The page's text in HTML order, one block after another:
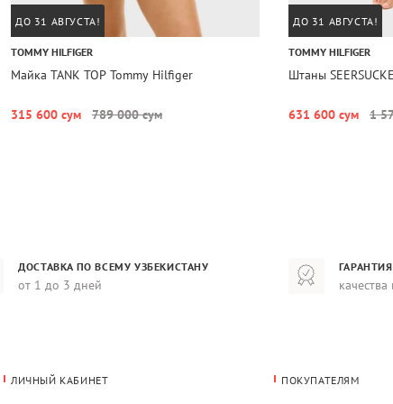
ДО 31 АВГУСТА!
TOMMY HILFIGER
Майка TANK TOP Tommy Hilfiger
315 600 сум 789 000 сум
ДО 31 АВГУСТА!
TOMMY HILFIGER
Штаны
631 600 сум 1
ДОСТАВКА ПО ВСЕМУ УЗБЕКИСТАНУ
от 1 до 3 дней
ГАРАНТИЯ
ЛИЧНЫЙ КАБИНЕТ ПОКУПАТЕЛЯМ